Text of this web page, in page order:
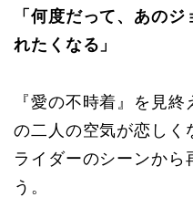
「何度だって、あの
れたくなる」
『愛の不時着』を見
の二人の空気が恋しく
ライダーのシーンから
う。